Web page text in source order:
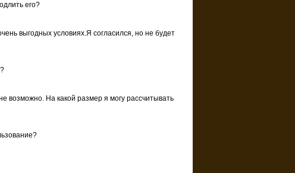
его?
выгодных условиях.Я согласился, но не будет
возможно. На какой размер я могу рассчитывать